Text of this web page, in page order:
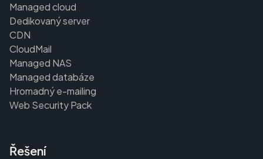
Managed cloud
Dedikovaný server
CDN
CloudMail
Managed NAS
Managed databáze
Hromadný e-mailing
Web Security Pack
Řešení